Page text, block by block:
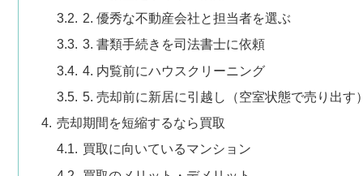
2. 優秀な不動産会社と担当者を選ぶ
3. 書類手続きを司法書士に依頼
4. 内覧前にハウスクリーニング
5. 売却前に新居に引越し（空室状態で売り出す）
売却期間を短縮するなら買取
買取に向いているマンション